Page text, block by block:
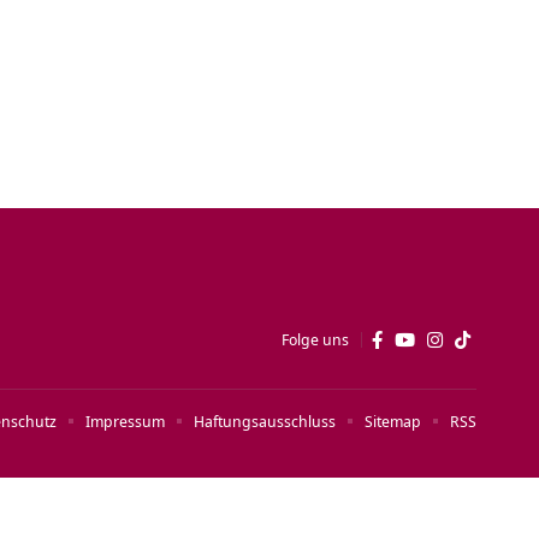
Folge uns
Impressum Haftungsausschluss Sitemap RSS